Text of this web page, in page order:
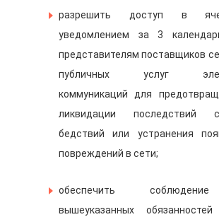
разрешить доступ в
уведомлением за 3
представителям поставщиков
публичных услуг
коммуникаций для
ликвидации последствий
бедствий или устранения
повреждений в сети;
обеспечить
вышеуказанных